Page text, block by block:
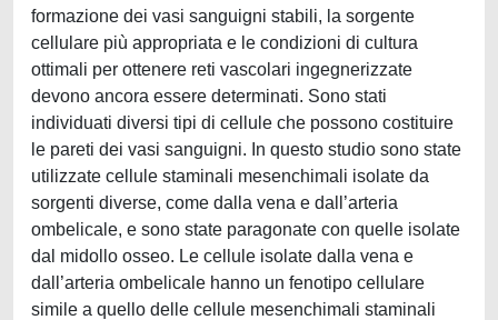
formazione dei vasi sanguigni stabili, la sorgente
cellulare più appropriata e le condizioni di cultura
ottimali per ottenere reti vascolari ingegnerizzate
devono ancora essere determinati. Sono stati
individuati diversi tipi di cellule che possono costituire
le pareti dei vasi sanguigni. In questo studio sono state
utilizzate cellule staminali mesenchimali isolate da
sorgenti diverse, come dalla vena e dall’arteria
ombelicale, e sono state paragonate con quelle isolate
dal midollo osseo. Le cellule isolate dalla vena e
dall’arteria ombelicale hanno un fenotipo cellulare
simile a quello delle cellule mesenchimali staminali